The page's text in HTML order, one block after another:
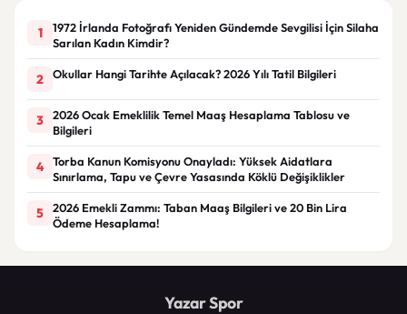
1
1972 İrlanda Fotoğrafı Yeniden Gündemde Sevgilisi İçin Silaha
Sarılan Kadın Kimdir?
2 Okullar Hangi Tarihte Açılacak? 2026 Yılı Tatil Bilgileri
3
2026 Ocak Emeklilik Temel Maaş Hesaplama Tablosu ve
Bilgileri
4
Torba Kanun Komisyonu Onayladı: Yüksek Aidatlara
Sınırlama, Tapu ve Çevre Yasasında Köklü Değişiklikler
5
2026 Emekli Zammı: Taban Maaş Bilgileri ve 20 Bin Lira
Ödeme Hesaplama!
Yazar Spor